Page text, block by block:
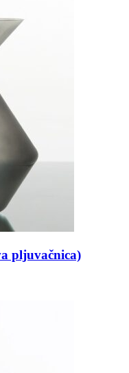
pljuvačnica)